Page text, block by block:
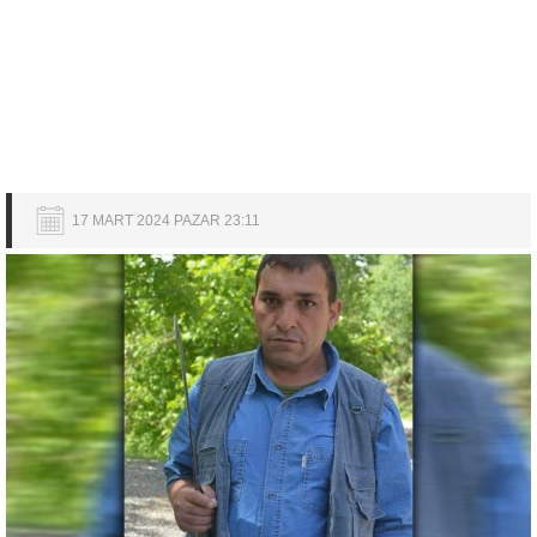
17 MART 2024 PAZAR 23:11